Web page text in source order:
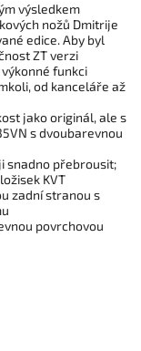
výsledkem
nožů Dmitrije
edice. Aby byl
ZT verzi
funkci
od kanceláře až
jako originál, ale s
s dvoubarevnou
snadno přebrousit;
KVT
zadní stranou s
povrchovou